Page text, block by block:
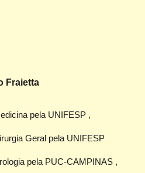
Fraietta
pelaUNIFESP ,
Geral pela UNIFESP
pela PUC-CAMPINAS,